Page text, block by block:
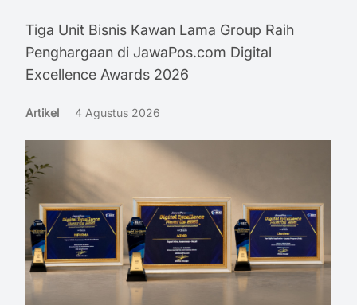
Tiga Unit Bisnis Kawan Lama Group Raih
Penghargaan di JawaPos.com Digital
Excellence Awards 2026
Artikel 4 Agustus 2026